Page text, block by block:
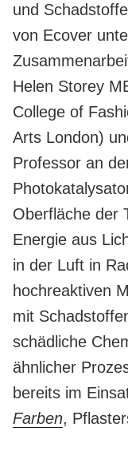
und
von Ecover
Helen Storey
College of
Arts London)
Professor an
Oberfläche der
Energie aus
in der Luft in
hochreaktiven
mit
schädliche
ähnlicher
bereits im
Farben,